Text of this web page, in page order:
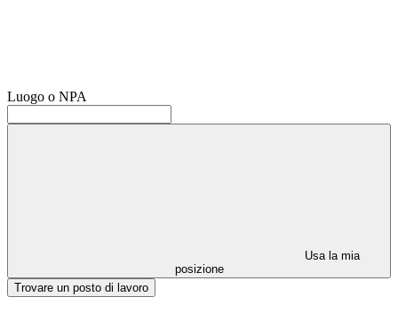
Luogo o NPA
Usa la mia
posizione
Trovare un posto di lavoro